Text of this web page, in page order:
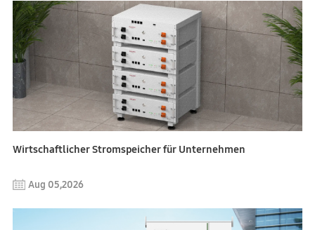
Wirtschaftlicher Stromspeicher für Unternehmen
Aug 05,2026